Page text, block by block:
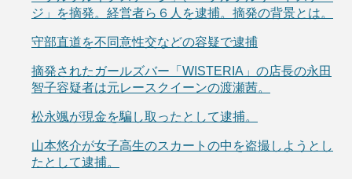
ジ」を摘発。経営者ら６人を逮捕。摘発の背景とは。
守部直道を不同意性交などの容疑で逮捕
摘発されたガールズバー「WISTERIA」の店長の永田
智子容疑者は元レースクイーンの渡瀬茜。
松永颯が現金を騙し取ったとして逮捕。
山本悠介が女子高生のスカートの中を盗撮しようとし
たとして逮捕。